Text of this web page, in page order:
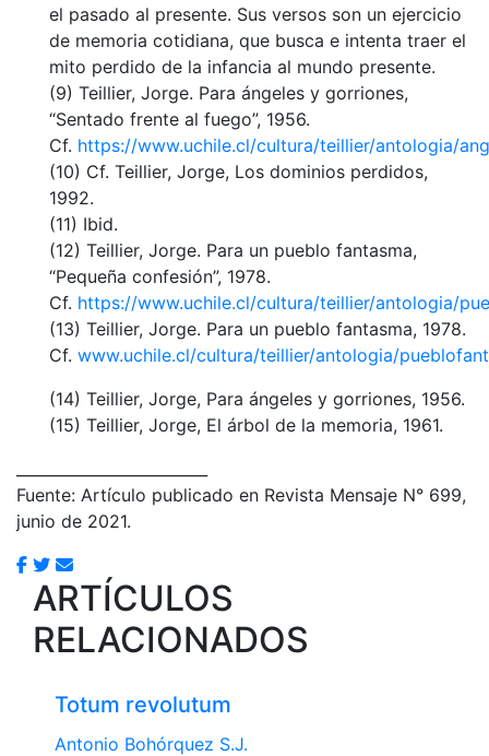
el pasado al presente. Sus versos son un ejercicio
de memoria cotidiana, que busca e intenta traer el
mito perdido de la infancia al mundo presente.
(9) Teillier, Jorge. Para ángeles y gorriones,
“Sentado frente al fuego”, 1956.
Cf. https://www.uchile.cl/cultura/teillier/antologia/
(10) Cf. Teillier, Jorge, Los dominios perdidos,
1992.
(11) Ibid.
(12) Teillier, Jorge. Para un pueblo fantasma,
“Pequeña confesión”, 1978.
Cf. https://www.uchile.cl/cultura/teillier/antologia/
(13) Teillier, Jorge. Para un pueblo fantasma, 1978.
Cf. www.uchile.cl/cultura/teillier/antologia/
(14) Teillier, Jorge, Para ángeles y gorriones, 1956.
(15) Teillier, Jorge, El árbol de la memoria, 1961.
Fuente: Artículo publicado en Revista Mensaje N° 699,
junio de 2021.
ARTÍCULOS
RELACIONADOS
Totum revolutum
Antonio Bohórquez S.J.